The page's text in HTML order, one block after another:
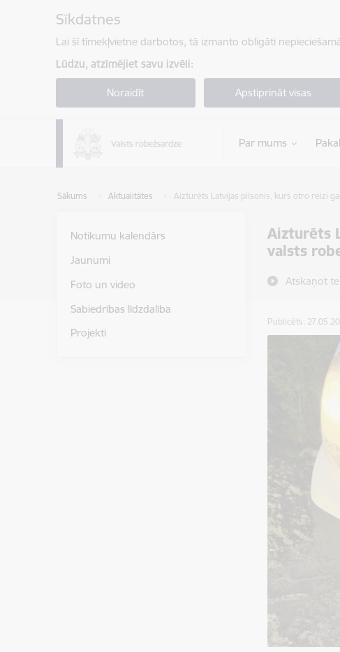
Sīkdatnes
Lai šī tīmekļvietne darbotos, tā izmanto obligāti
Lūdzu, atzīmējiet savu izvēli:
Noraidīt Apstiprināt visas
Par mums
Sākums Aktualitātes Aizturēts Latvijas pilsonis, kurš otro reizi
Aizturēts
valsts
Atskaņot
Notikumu kalendārs
Jaunumi
Foto un video
Sabiedrības līdzdalība
Projekti
Publicēts: